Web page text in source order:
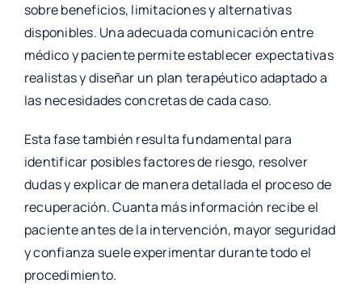
sobre beneficios, limitaciones y alternativas
disponibles. Una adecuada comunicación entre
médico y paciente permite establecer expectativas
realistas y diseñar un plan terapéutico adaptado a
las necesidades concretas de cada caso.
Esta fase también resulta fundamental para
identificar posibles factores de riesgo, resolver
dudas y explicar de manera detallada el proceso de
recuperación. Cuanta más información recibe el
paciente antes de la intervención, mayor seguridad
y confianza suele experimentar durante todo el
procedimiento.